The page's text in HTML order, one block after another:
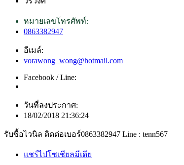
หมายเลขโทรศัพท์:
0863382947
อีเมล์:
vorawong_wong@hotmail.com
Facebook / Line:
วันที่ลงประกาศ:
18/02/2018 21:36:24
รับซื้อไวนิล ติดต่อเบอร์0863382947 Line : tenn567
แชร์ไปโซเชียลมีเดีย